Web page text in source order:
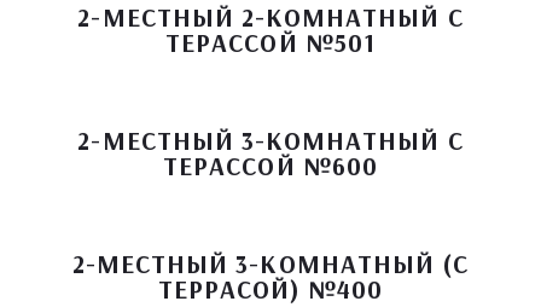
2-МЕСТНЫЙ 2-КОМНАТНЫЙ С
ТЕРАССОЙ №501
2-МЕСТНЫЙ 3-КОМНАТНЫЙ С
ТЕРАССОЙ №600
2-МЕСТНЫЙ 3-КОМНАТНЫЙ (С
ТЕРРАСОЙ) №400